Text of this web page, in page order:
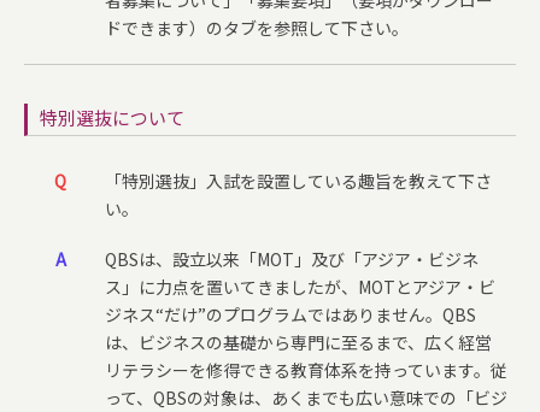
ドできます）のタブを参照して下さい。
特別選抜について
Q
「特別選抜」入試を設置している趣旨を教えて下さ
い。
A
QBSは、設立以来「MOT」及び「アジア・ビジネ
ス」に力点を置いてきましたが、MOTとアジア・ビ
ジネス“だけ”のプログラムではありません。QBS
は、ビジネスの基礎から専門に至るまで、広く経営
リテラシーを修得できる教育体系を持っています。従
って、QBSの対象は、あくまでも広い意味での「ビジ